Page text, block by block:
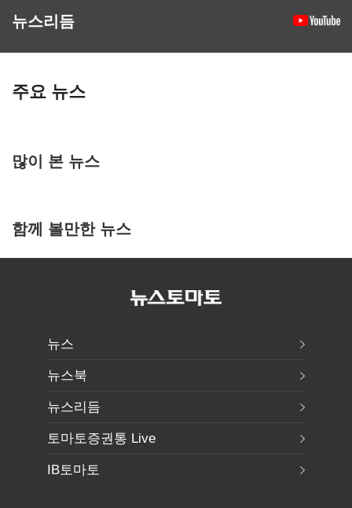
뉴스리듬
주요 뉴스
많이 본 뉴스
함께 볼만한 뉴스
뉴스
뉴스북
뉴스리듬
토마토증권통 Live
IB토마토